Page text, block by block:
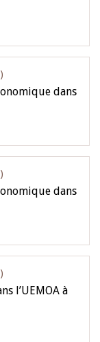
dans
dans
l’UEMOA à